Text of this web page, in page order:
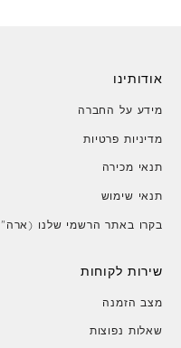
אודותינו
מידע על החברה
מדיניות פרטיות
תנאי מכירה
תנאי שימוש
בקרו באתר הרשמי שלנו
שירות לקוחות
מצב הזמנה
שאלות נפוצות